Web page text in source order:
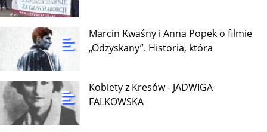
Marcin Kwaśny i Anna Popek o filmie
„Odzyskany”. Historia, która
Kobiety z Kresów - JADWIGA
FALKOWSKA